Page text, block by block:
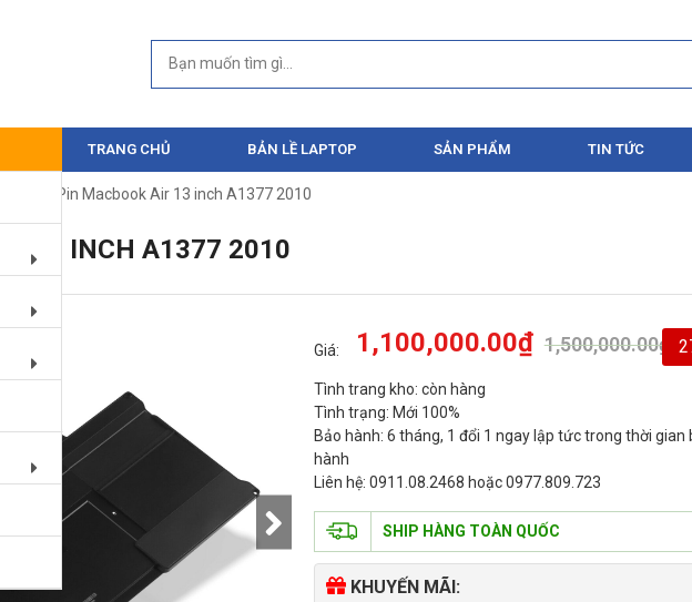
TRANG CHỦ BẢN LỀ LAPTOP SẢN PHẨM TIN TỨC
/ Pin Macbook Air 13 inch A1377 2010
13 INCH A1377 2010
Giá: 1,500,000.00₫
1,100,000.00₫
Tình trang kho: còn hàng
Tình trạng: Mới 100%
Bảo hành: 6 tháng, 1 đổi 1 ngay lập tức trong thời gian
hành
Liên hệ: 0911.08.2468 hoặc 0977.809.723
SHIP HÀNG TOÀN QUỐC
KHUYẾN MÃI: